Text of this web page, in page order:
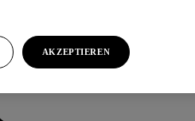
AKZEPTIEREN